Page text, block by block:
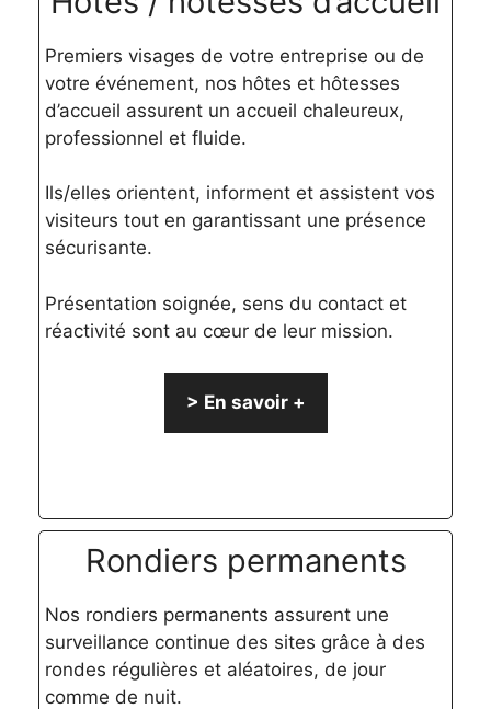
Premiers visages de votre entreprise ou de
votre événement, nos hôtes et hôtesses
d’accueil assurent un accueil chaleureux,
professionnel et fluide.
Ils/elles orientent, informent et assistent vos
visiteurs tout en garantissant une présence
sécurisante.
Présentation soignée, sens du contact et
réactivité sont au cœur de leur mission.
> En savoir +
Rondiers permanents
Nos rondiers permanents assurent une
surveillance continue des sites grâce à des
rondes régulières et aléatoires, de jour
comme de nuit.